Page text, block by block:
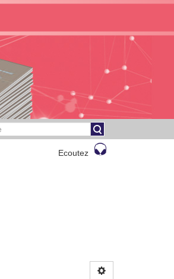
Ecoutez